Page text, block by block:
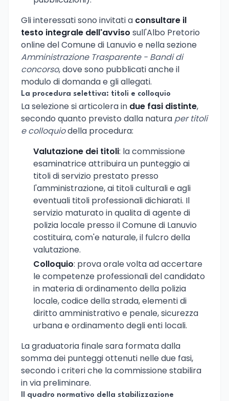
Gli interessati sono invitati a consultare il
testo integrale dell'avviso sull'Albo Pretorio
online del Comune di Lanuvio e nella sezione
Amministrazione Trasparente - Bandi di
concorso, dove sono pubblicati anche il
modulo di domanda e gli allegati.
La procedura selettiva: titoli e colloquio
La selezione si articolera in due fasi distinte,
secondo quanto previsto dalla natura per titoli
e colloquiodella procedura:
Valutazione dei titoli: la commissione
esaminatrice attribuira un punteggio ai
titoli di servizio prestato presso
l'amministrazione, ai titoli culturali e agli
eventuali titoli professionali dichiarati. Il
servizio maturato in qualita di agente di
polizia locale presso il Comune di Lanuvio
costituira, com'e naturale, il fulcro della
valutazione.
Colloquio: prova orale volta ad accertare
le competenze professionali del candidato
in materia di ordinamento della polizia
locale, codice della strada, elementi di
diritto amministrativo e penale, sicurezza
urbana e ordinamento degli enti locali.
La graduatoria finale sara formata dalla
somma dei punteggi ottenuti nelle due fasi,
secondo i criteri che la commissione stabilira
in via preliminare.
Il quadro normativo della stabilizzazione